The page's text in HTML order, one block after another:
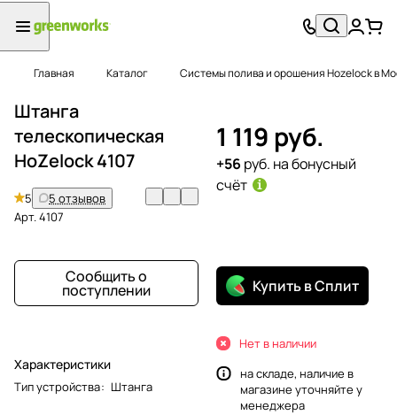
Главная Каталог Системы полива и орошения Hozelock в
Штанга
телескопическая
HoZelock 4107
5
5 отзывов
Арт.4107
Сообщить о
поступлении
Характеристики
Тип устройства: Штанга
1 119 руб.
+56 руб. на бонусный
счёт
Купить в Сплит
Нет в наличии
на складе, наличие в
магазине уточняйте у
менеджера